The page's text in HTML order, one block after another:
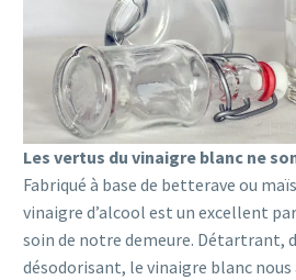
Les vertus du vinaigre blanc ne
Fabriqué à base de betterave ou
vinaigre d’alcool est un excellent
soin de notre demeure. Détartrant,
désodorisant, le vinaigre blanc nous